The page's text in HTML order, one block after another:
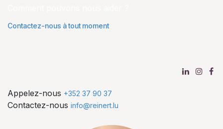
Contactez-nous à tout moment
Appelez-nous +352 37 90 37
Contactez-nous info@reinert.lu